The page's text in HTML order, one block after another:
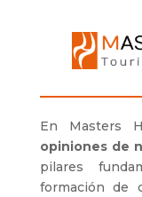
En Masters
opiniones de
pilares
formación de